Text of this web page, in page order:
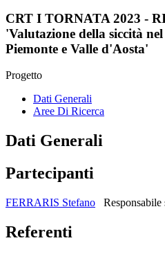
CRT I TORNATA 2023 -
'Valutazione della siccità
Piemonte e Valle d'Aosta'
Progetto
Dati Generali
Aree Di Ricerca
Dati Generali
Partecipanti
FERRARIS Stefano
Referenti